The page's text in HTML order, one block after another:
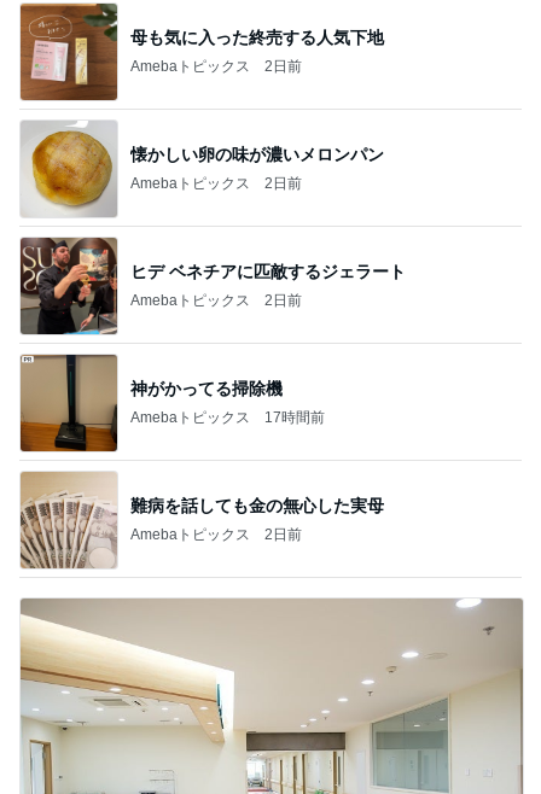
母も気に入った終売する人気下地
Amebaトピックス 2日前
懐かしい卵の味が濃いメロンパン
Amebaトピックス 2日前
ヒデ ベネチアに匹敵するジェラート
Amebaトピックス 2日前
神がかってる掃除機
Amebaトピックス 17時間前
難病を話しても金の無心した実母
Amebaトピックス 2日前